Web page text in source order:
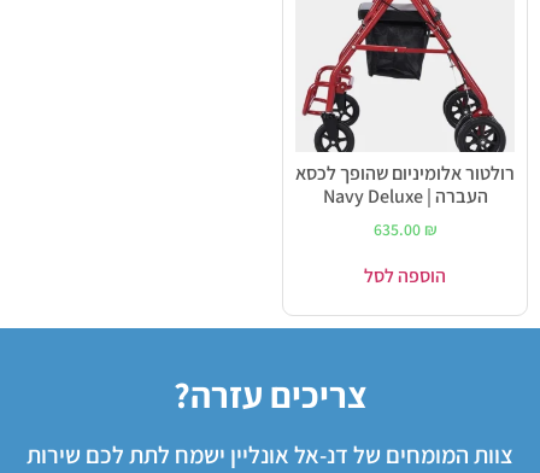
רולטור אלומיניום שהופך לכסא
העברה | Navy Deluxe
635.00 ₪
הוספה לסל
צריכים עזרה?
צוות המומחים של דנ-אל אונליין ישמח לתת לכם שירות